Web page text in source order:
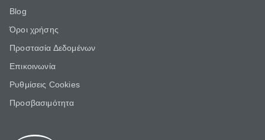
Blog
Όροι χρήσης
Προστασία Δεδομένων
Επικοινωνία
Ρυθμίσεις Cookies
Προσβασιμότητα